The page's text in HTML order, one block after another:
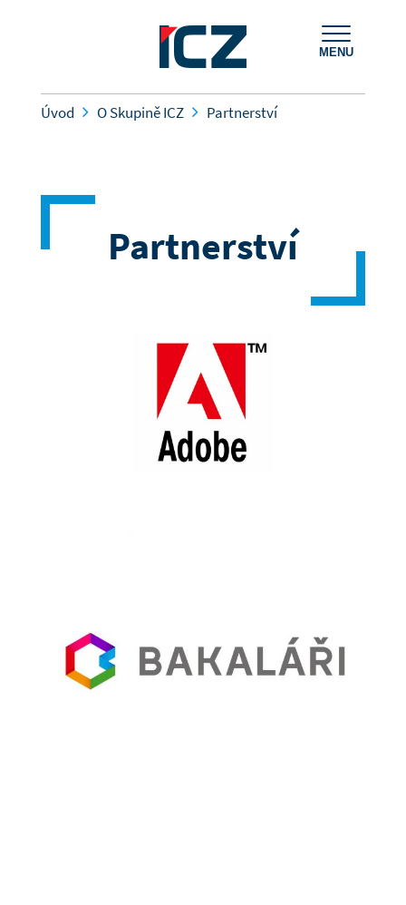
MENU
Úvod O Skupině ICZ Partnerství
Partnerství